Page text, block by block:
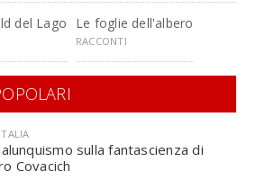
del Lago Le foglie dell'albero
RACCONTI
sulla fantascienza di
Covacich